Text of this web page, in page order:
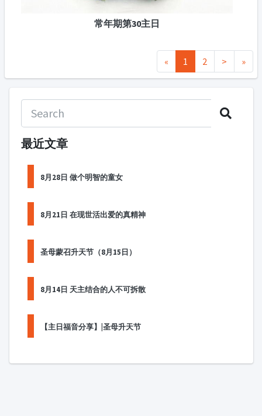
常年期第30主日
« 1 2 > »
最近文章
8月28日 做个明智的童女
8月21日 在现世活出爱的真精神
圣母蒙召升天节（8月15日）
8月14日 天主结合的人不可拆散
【主日福音分享】|圣母升天节